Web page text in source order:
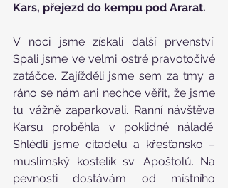
Kars, přejezd do kempu pod Ararat.
V noci jsme získali další prvenství.
Spali jsme ve velmi ostré pravotočivé
zatáčce. Zajížděli jsme sem za tmy a
ráno se nám ani nechce věřit, že jsme
tu vážně zaparkovali. Ranní návštěva
Karsu proběhla v poklidné náladě.
Shlédli jsme citadelu a křesťansko –
muslimský kostelík sv. Apoštolů. Na
pevnosti dostávám od místního